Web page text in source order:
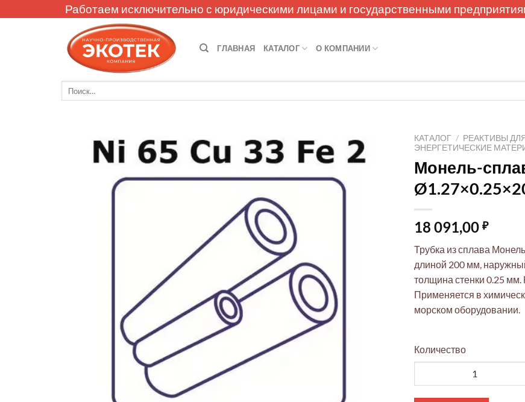
to
Работаем исключительно с юридическими лицами и государственными
ГЛАВНАЯ КАТАЛОГ О КОМПАНИИ
КАТАЛОГ / РЕАКТИВЫ
ЭНЕРГЕТИЧЕСКИЕ
Монель-
18 091,00 ₽
Трубка из сплава
длиной 200 мм,
толщина стенки 0.25 мм.
Применяется в
морском оборудовании.
Количество